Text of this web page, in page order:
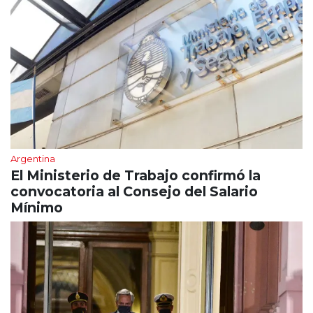
Argentina
El Ministerio de Trabajo confirmó la
convocatoria al Consejo del Salario
Mínimo